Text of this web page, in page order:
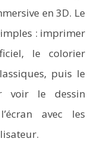
en 3D. Le
: imprimer
le colorier
puis le
voir le dessin
avec les